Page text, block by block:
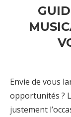
Envie de vous
opportunités ?
justement